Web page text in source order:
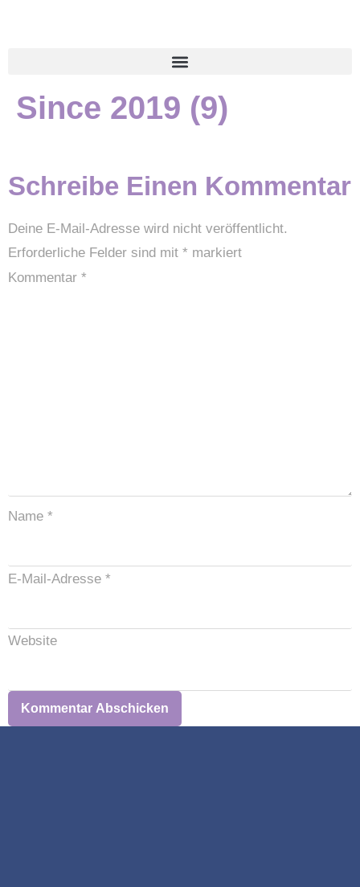
Since 2019 (9)
Schreibe Einen Kommentar
Deine E-Mail-Adresse wird nicht veröffentlicht.
Erforderliche Felder sind mit * markiert
Kommentar *
Name *
E-Mail-Adresse *
Website